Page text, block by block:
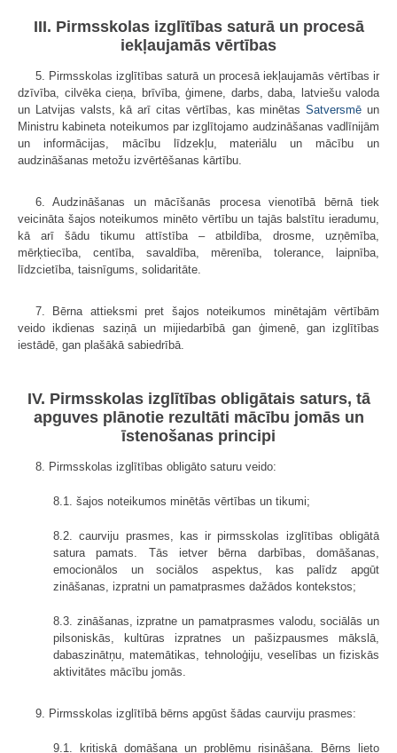
III. Pirmsskolas izglītības saturā un procesā
iekļaujamās vērtības
5. Pirmsskolas izglītības saturā un procesā iekļaujamās vērtības ir
dzīvība, cilvēka cieņa, brīvība, ģimene, darbs, daba, latviešu valoda
un Latvijas valsts, kā arī citas vērtības, kas minētasSatversmē un
Ministru kabineta noteikumos par izglītojamo audzināšanas vadlīnijām
un informācijas, mācību līdzekļu, materiālu un mācību un
audzināšanas metožu izvērtēšanas kārtību.
6. Audzināšanas un mācīšanās procesa vienotībā bērnā tiek
veicināta šajos noteikumos minēto vērtību un tajās balstītu ieradumu,
kā arī šādu tikumu attīstība – atbildība, drosme, uzņēmība,
mērķtiecība, centība, savaldība, mērenība, tolerance, laipnība,
līdzcietība, taisnīgums, solidaritāte.
7. Bērna attieksmi pret šajos noteikumos minētajām vērtībām
veido ikdienas saziņā un mijiedarbībā gan ģimenē, gan izglītības
iestādē, gan plašākā sabiedrībā.
IV. Pirmsskolas izglītības obligātais saturs, tā
apguves plānotie rezultāti mācību jomās un
īstenošanas principi
8. Pirmsskolas izglītības obligāto saturu veido:
8.1. šajos noteikumos minētās vērtības un tikumi;
8.2. caurviju prasmes, kas ir pirmsskolas izglītības obligātā
satura pamats. Tās ietver bērna darbības, domāšanas,
emocionālos un sociālos aspektus, kas palīdz apgūt
zināšanas, izpratni un pamatprasmes dažādos kontekstos;
8.3. zināšanas, izpratne un pamatprasmes valodu, sociālās un
pilsoniskās, kultūras izpratnes un pašizpausmes mākslā,
dabaszinātņu, matemātikas, tehnoloģiju, veselības un fiziskās
aktivitātes mācību jomās.
9. Pirmsskolas izglītībā bērns apgūst šādas caurviju prasmes:
9.1. kritiskā domāšana un problēmu risināšana. Bērns lieto